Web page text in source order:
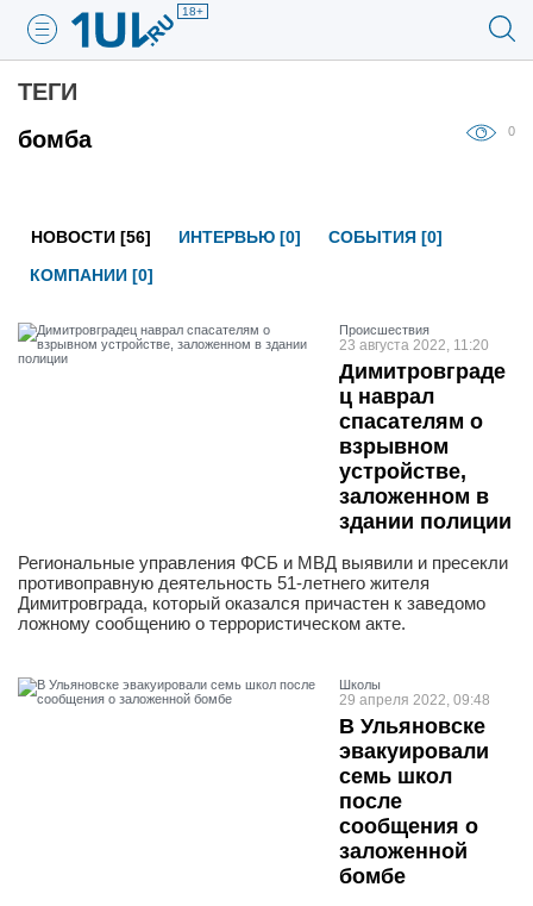
18+
ТЕГИ
бомба
0
НОВОСТИ [56] ИНТЕРВЬЮ [0]
СОБЫТИЯ [0]
КОМПАНИИ [0]
Проиcшествия
23 августа 2022, 11:20
Димитровграде
ц наврал
спасателям о
взрывном
устройстве,
заложенном в
здании полиции
Региональные управления ФСБ и МВД выявили и пресекли
противоправную деятельность 51-летнего жителя
Димитровграда, который оказался причастен к заведомо
ложному сообщению о террористическом акте.
Школы
29 апреля 2022, 09:48
В Ульяновске
эвакуировали
семь школ
после
сообщения о
заложенной
бомбе